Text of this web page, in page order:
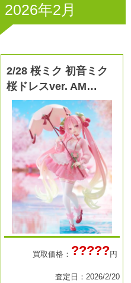
2026年2月
2/28 桜ミク 初音ミク
桜ドレスver. AM…
買取価格： ?????円
査定日：2026/2/20